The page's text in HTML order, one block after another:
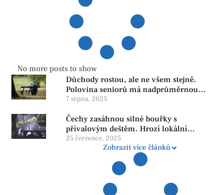
No more posts to show
Důchody rostou, ale ne všem stejně.
Polovina seniorů má nadprůměrnou
penzi, tisíce však žijí pod hranicí
reformy
7 srpna, 2025
Čechy zasáhnou silné bouřky s
přívalovým deštěm. Hrozí lokální
zatopení
25 července, 2025
Zobrazit více článků